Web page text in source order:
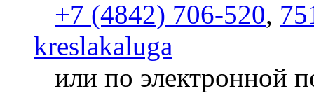
+7 (4842) 706-520,
kreslakaluga
или по электронной